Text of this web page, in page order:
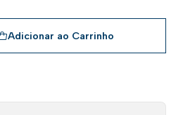
Adicionar ao Carrinho